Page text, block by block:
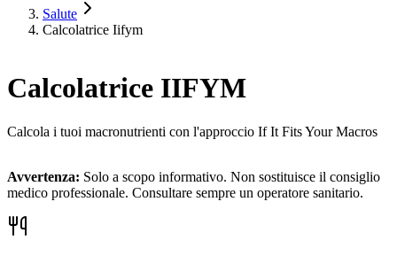
Salute
Calcolatrice Iifym
Calcolatrice IIFYM
Calcola i tuoi macronutrienti con l'approccio If It Fits Your Macros
Avvertenza: Solo a scopo informativo. Non sostituisce il consiglio
medico professionale. Consultare sempre un operatore sanitario.